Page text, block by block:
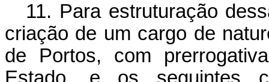
11. Para estruturação
criação de um cargo de
de Portos, com